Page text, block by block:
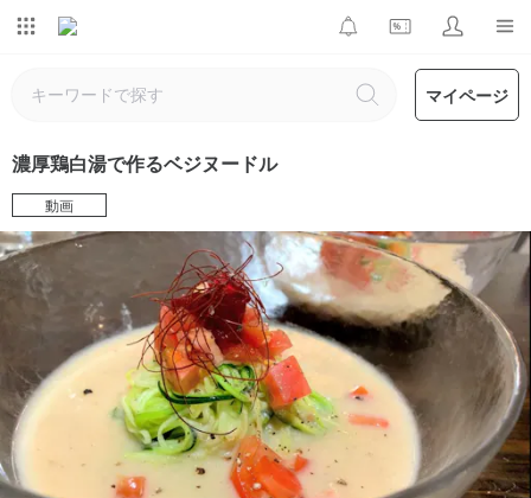
マイページ
濃厚鶏白湯で作るベジヌードル
動画